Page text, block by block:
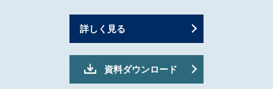
詳しく見る
資料ダウンロード